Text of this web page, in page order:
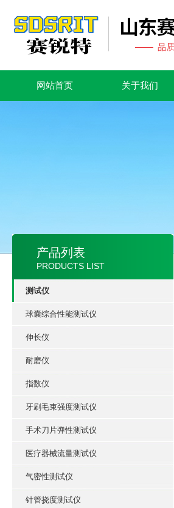
网站首页 关于我们
产品列表
PRODUCTS LIST
测试仪
球囊综合性能测试仪
伸长仪
耐磨仪
指数仪
牙刷毛束强度测试仪
手术刀片弹性测试仪
医疗器械流量测试仪
气密性测试仪
针管挠度测试仪